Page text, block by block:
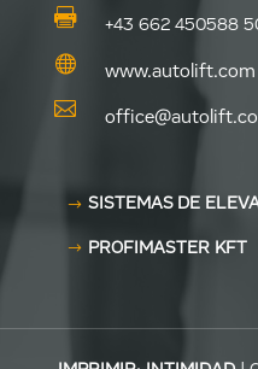
 +43 662 450588
 www.autolift.com

SISTEMAS DE
PROFIMASTER KFT